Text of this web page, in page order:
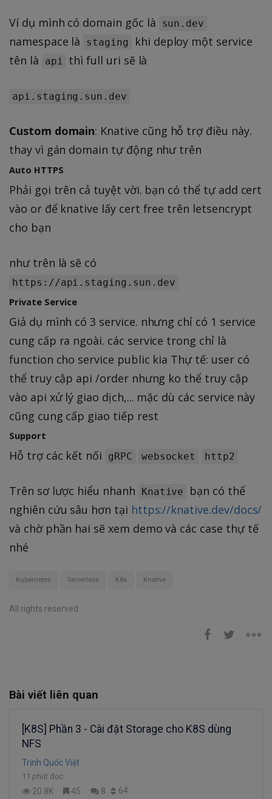
Ví dụ mình có domain gốc là sun.dev
namespace là staging
khi deploy một service
tên là
api thì full uri sẽ là
api.staging.sun.dev
Custom domain: Knative cũng hỗ trợ điều này.
thay vì gán domain tự động như trên
Auto HTTPS
Phải gọi trên cả tuyệt vời. bạn có thể tự add cert
vào or để knative lấy cert free trên letsencrypt
cho bạn
như trên là sẽ có
https://api.staging.sun.dev
Private Service
Giả dụ mình có 3 service. nhưng chỉ có 1 service
cung cấp ra ngoài. các service trong chỉ là
function cho service public kia Thự tế: user có
thể truy cập api /order nhưng ko thể truy cập
vào api xử lý giao dịch,... mặc dù các service này
cũng cung cấp giao tiếp rest
Support
Hỗ trợ các kết nối gRPC websocket http2
Trên sơ lược hiểu nhanh Knative
bạn có thể
nghiên cứu sâu hơn tại https://knative.dev/docs/
và chờ phần hai sẽ xem demo và các case thự tế
nhé
Kubernetes Serverless K8s Knative
All rights reserved
Bài viết liên quan
[K8S] Phần 3 - Cài đặt Storage cho K8S dùng
NFS
Trịnh Quốc Việt
11 phút đọc
20.8K 45 8 64